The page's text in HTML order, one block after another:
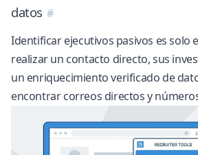
datos
Identificar ejecutivos pasivos es solo
realizar un contacto directo, sus
un enriquecimiento verificado de
encontrar correos directos y